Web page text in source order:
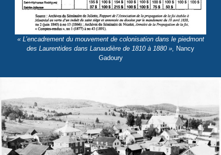
« L’encadrement du mouvement de colonisation dans le piedmont
des Laurentides dans Lanaudière de 1810 à 1880 », Nancy
Gadoury